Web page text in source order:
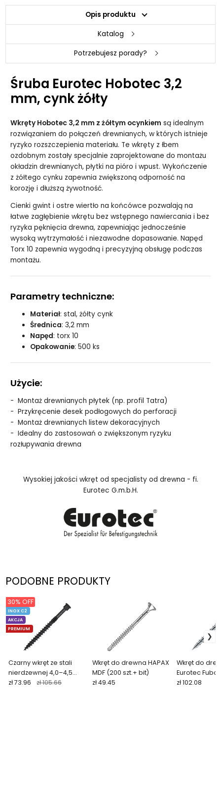
Opis produktu
Katalog
Potrzebujesz porady?
Śruba Eurotec Hobotec 3,2
mm, cynk żółty
Wkręty Hobotec 3,2 mm z żółtym ocynkiem są idealnym
rozwiązaniem do połączeń drewnianych, w których istnieje
ryzyko rozszczepienia materiału. Te wkręty z łbem
ozdobnym zostały specjalnie zaprojektowane do montażu
okładzin drewnianych, płytki na pióro i wpust. Wykończenie
z żółtego cynku zapewnia zwiększoną odporność na
korozję i dłuższą żywotność.
Cienki gwint i ostre wiertło na końcówce pozwalają na
łatwe zagłębienie wkrętu bez wstępnego nawiercania i bez
ryzyka pęknięcia drewna, zapewniając jednocześnie
wysoką wytrzymałość i niezawodne dopasowanie. Napęd
Torx 10 zapewnia wygodną i precyzyjną obsługę podczas
montażu.
Parametry techniczne:
Materiał: stal, żółty cynk
Średnica: 3,2 mm
Napęd: torx 10
Opakowanie: 500 ks
Użycie:
- Montaż drewnianych płytek (np. profil Tatra)
- Przykręcenie desek podłogowych do perforacji
- Montaż drewnianych listew dekoracyjnych
- Idealny do zastosowań o zwiększonym ryzyku
rozłupywania drewna
Wysokiej jakości wkręt od specjalisty od drewna - fi.
Eurotec G.m.b.H.
PODOBNE PRODUKTY
Czarny wkręt ze stali
nierdzewnej 4,0–4,5
mm (200 szt. + bit)
INOX C2
AKCJA
PREMIUM
30% OFF
zł 73.96 zł 105.66
Wkręt do drewna HAPAX
MDF (200 szt.+ bit)
zł 49.45
Wkręt do
Eurotec
ocynkowany
zł 102.08